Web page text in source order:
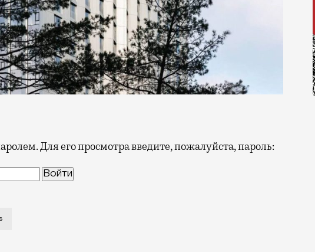
Для его просмотра введите, пожалуйста, пароль:
фасадные работы первой очереди жилого комплекса